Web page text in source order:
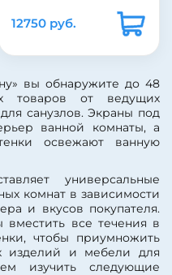
12750 руб.
вы обнаружите до 48
товаров от ведущих
санузлов. Экраны под
ванной комнаты, а
освежают ванную
универсальные
комнат в зависимости
и вкусов покупателя.
все течения в
чтобы приумножить
изделий и мебели для
изучить следующие